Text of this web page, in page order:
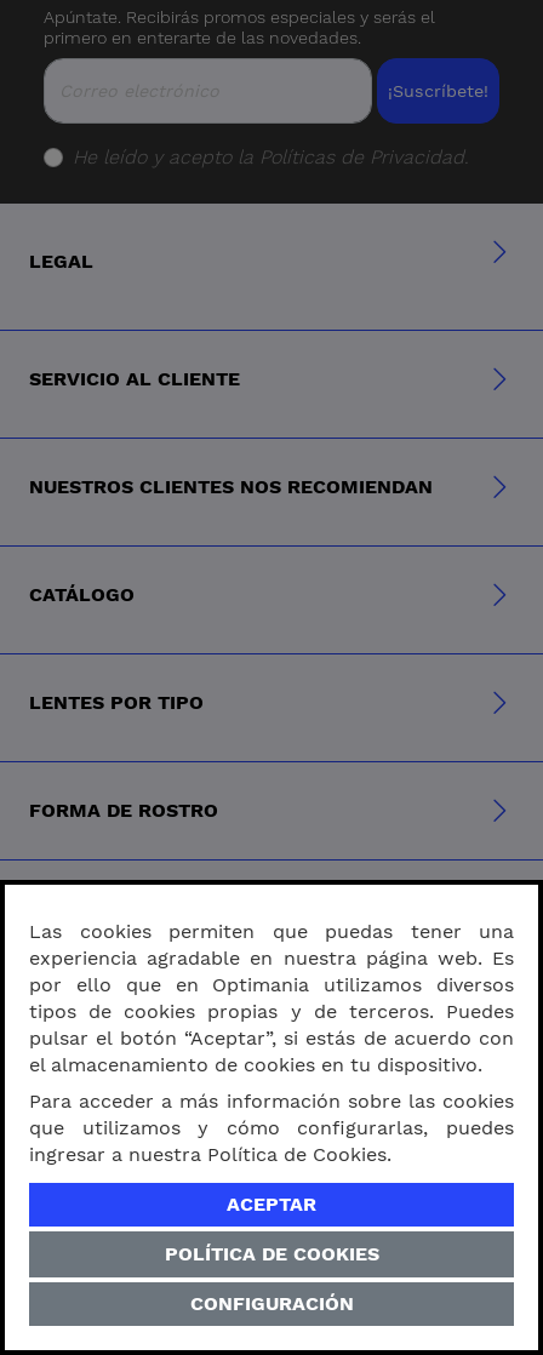
Apúntate. Recibirás promos especiales y serás el
primero en enterarte de las novedades.
¡Suscríbete!
He leído y acepto la Políticas de Privacidad.
LEGAL
SERVICIO AL CLIENTE
NUESTROS CLIENTES NOS RECOMIENDAN
CATÁLOGO
LENTES POR TIPO
FORMA DE ROSTRO
PROGRESIVOS - BIFOCALES
SOBRE OPTIMANIA
Las cookies permiten que puedas tener una
experiencia agradable en nuestra página web. Es
por ello que en Optimania utilizamos diversos
tipos de cookies propias y de terceros. Puedes
pulsar el botón “Aceptar”, si estás de acuerdo con
el almacenamiento de cookies en tu dispositivo.
Para acceder a más información sobre las cookies
que utilizamos y cómo configurarlas, puedes
ingresar a nuestra Política de Cookies.
ACEPTAR
POLÍTICA DE COOKIES
CONFIGURACIÓN